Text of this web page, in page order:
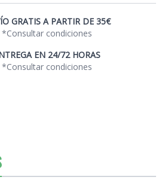
GRATIS A PARTIR DE 35€
*Consultar condiciones
EN 24/72 HORAS
*Consultar condiciones